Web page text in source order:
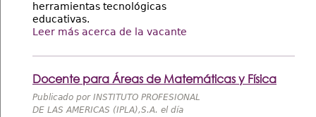
herramientas tecnológicas
educativas.
Leer más acerca de la vacante
Docente para Áreas de Matemáticas y Física
Publicado por INSTITUTO PROFESIONAL
DE LAS AMERICAS (IPLA),S.A. el día